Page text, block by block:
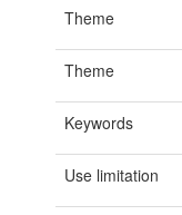
Theme
Theme
Keywords
Use limitation